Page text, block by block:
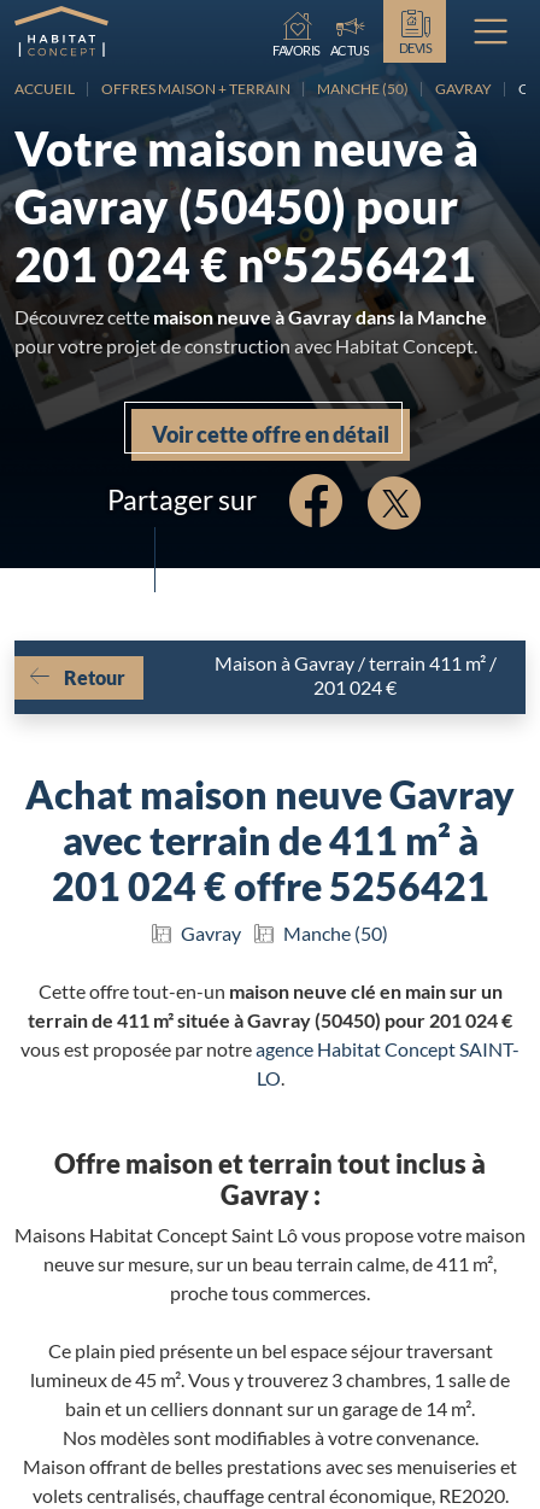
Chargement...
FAVORIS
ACTUS DEVIS
ACCUEIL OFFRES MAISON + TERRAIN MANCHE (50) GAVRAY
Votre maison neuve à
Gavray (50450) pour
201 024 € n°5256421
Découvrez cette maison neuve à Gavray dans la Manche
pour votre projet de construction avec Habitat Concept.
Voir cette offre en détail
Partager sur
Retour
Maison à Gavray / terrain 411 m² /
201 024 €
Achat maison neuve Gavray
avec terrain de 411 m² à
201 024 € offre 5256421
Gavray Manche (50)
Cette offre tout-en-un maison neuve clé en main sur un
terrain de 411 m² située à Gavray (50450) pour 201 024 €
vous est proposée par notreagence Habitat Concept SAINT-
LO.
Offre maison et terrain tout inclus à
Gavray :
Maisons Habitat Concept Saint Lô vous propose votre maison
neuve sur mesure, sur un beau terrain calme, de 411 m²,
proche tous commerces.
Ce plain pied présente un bel espace séjour traversant
lumineux de 45 m². Vous y trouverez 3 chambres, 1 salle de
bain et un celliers donnant sur un garage de 14 m².
Nos modèles sont modifiables à votre convenance.
Maison offrant de belles prestations avec ses menuiseries et
volets centralisés, chauffage central économique, RE2020.